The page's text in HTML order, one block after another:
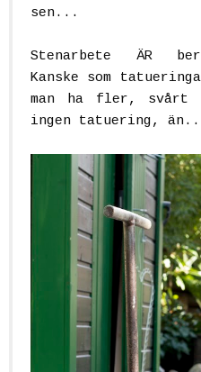
sen...
Stenarbete ÄR
Kanske som
man ha fler,
ingen tatuering,